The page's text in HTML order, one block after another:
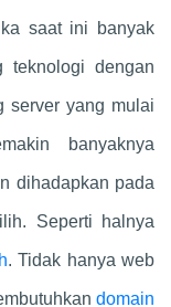
saat ini banyak
teknologi dengan
server yang mulai
banyaknya
dihadapkan pada
Seperti halnya
. Tidak hanya web
domain